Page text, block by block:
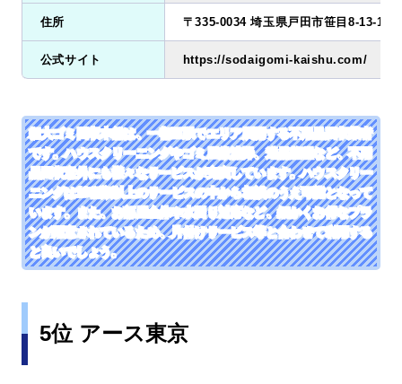
住所 〒335-0034 埼玉県戸田市笹目8-13-15
公式サイト https://sodaigomi-kaishu.com/
粗大ゴミ回収本舗は、一都三県でエリア展開する不用品回収業者
です。ハウスクリーニングやゴミ屋敷清掃、遺品整理など、不用
品回収意外にも様々なサービスが充実しています。ハウスクリー
ニングは10種類以上のサービスの中から相談のうえ可能となって
います。また、お部屋全体や水回り対応など、細かくお得なプラ
ンが用意されているため、片付けサービス等と合わせて利用する
と良いでしょう。
5位 アース東京